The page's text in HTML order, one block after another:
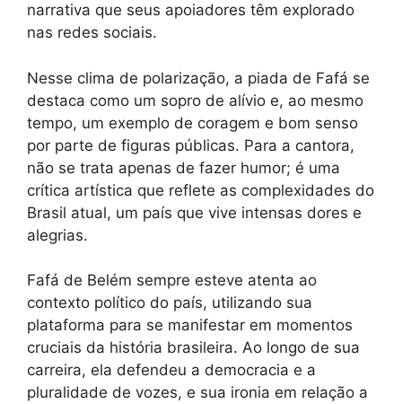
narrativa que seus apoiadores têm explorado
nas redes sociais.
Nesse clima de polarização, a piada de Fafá se
destaca como um sopro de alívio e, ao mesmo
tempo, um exemplo de coragem e bom senso
por parte de figuras públicas. Para a cantora,
não se trata apenas de fazer humor; é uma
crítica artística que reflete as complexidades do
Brasil atual, um país que vive intensas dores e
alegrias.
Fafá de Belém sempre esteve atenta ao
contexto político do país, utilizando sua
plataforma para se manifestar em momentos
cruciais da história brasileira. Ao longo de sua
carreira, ela defendeu a democracia e a
pluralidade de vozes, e sua ironia em relação a